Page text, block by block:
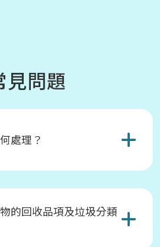
見問題
處理？
的回收品項及垃圾分類